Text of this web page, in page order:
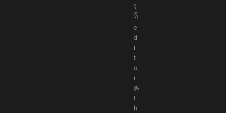
า
ร
ที่
e
d
i
t
o
r
@
t